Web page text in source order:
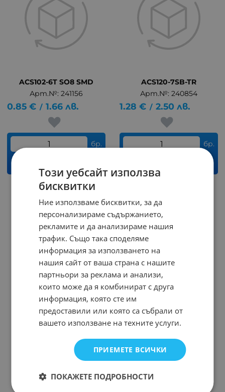
ACS102-6T SO8 SMD
Арт.№: 241156
0.85 € / 1.66 лв.
бр.
ACS120-7SB-TR
Арт.№: 240854
1.28 € / 2.50 лв.
бр.
На страница по:
Този уебсайт използва
бисквитки
Ние използваме бисквитки, за да
персонализираме съдържанието,
рекламите и да анализираме нашия
трафик. Също така споделяме
информация за използването на
нашия сайт от ваша страна с нашите
партньори за реклама и анализи,
които може да я комбинират с друга
информация, която сте им
предоставили или която са събрали от
вашето използване на техните услуги.
ПРИЕМЕТЕ ВСИЧКИ
ПОКАЖЕТЕ ПОДРОБНОСТИ